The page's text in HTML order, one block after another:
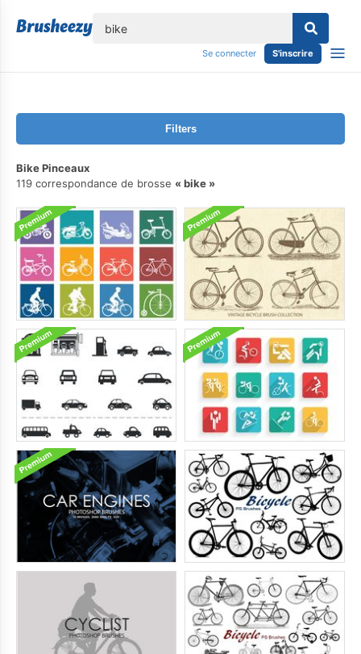
Se connecter S'inscrire
Filters
Bike Pinceaux
119 correspondance de brosse
bike